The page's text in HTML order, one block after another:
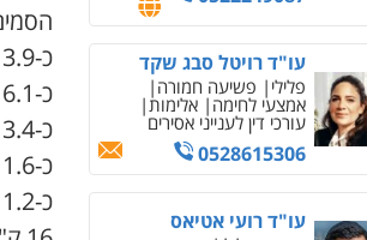
עו"ד רויטל סבג שקד
פלילי פשיעה חמורה
אמצעי לחימה אלימות
עורכי דין לענייני אסירים
0528615306
עו"ד רועי אטיאס
כ-13.9 ק"ג קוקאין,
כ-6.1 ק"ג אקסטזי (15,380 כדורים),
כ-3.4 ק"ג סם "דוקטור" בתפזורת וב-22 בקבוקי משאף,
כ-1.6 ק"ג דוסה,
כ-1.2 ק"ג גבישי MD,